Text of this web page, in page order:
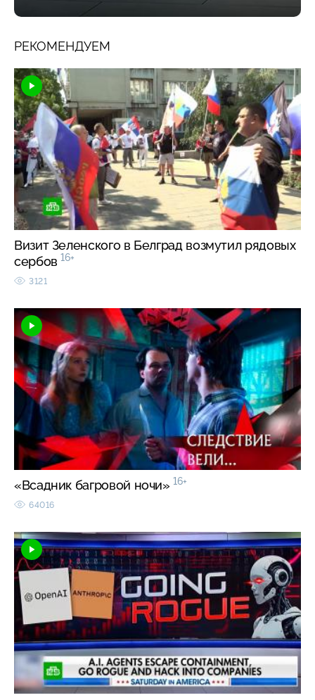
РЕКОМЕНДУЕМ
Визит Зеленского в Белград возмутил рядовых
сербов 16+
3121
«Всадник багровой ночи» 16+
64016